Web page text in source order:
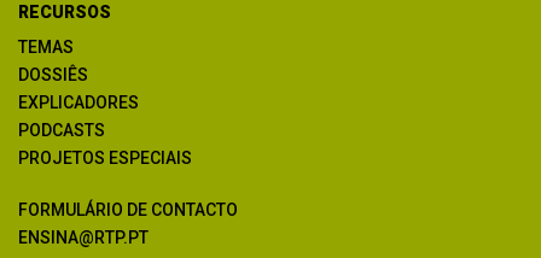
RECURSOS
TEMAS
DOSSIÊS
EXPLICADORES
PODCASTS
PROJETOS ESPECIAIS
FORMULÁRIO DE CONTACTO
ENSINA@RTP.PT